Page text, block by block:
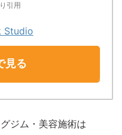
引用
Studio
見る
ジム・美容施術は